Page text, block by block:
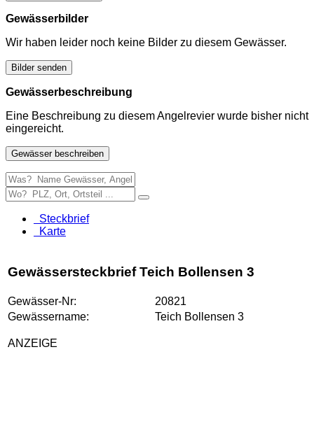
Gewässerbilder
Wir haben leider noch keine Bilder zu diesem Gewässer.
Bilder senden
Gewässerbeschreibung
Eine Beschreibung zu diesem Angelrevier wurde bisher nicht
eingereicht.
Gewässer beschreiben
Steckbrief
Karte
Gewässersteckbrief Teich Bollensen 3
Gewässer-Nr:
20821
Gewässername:
Teich Bollensen 3
ANZEIGE